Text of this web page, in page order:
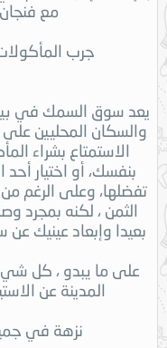
مع
جرب
يعد سوق السمك في
والسكان المحليين
الاستمتاع بشراء
بنفسك، أو اختيار
تفضلها، وعلى الرغم
الثمن ، لكنه بمجرد
بعيدا وإبعاد عينيك عن
على ما يبدو ، كل
المدينة عن
نزهة في